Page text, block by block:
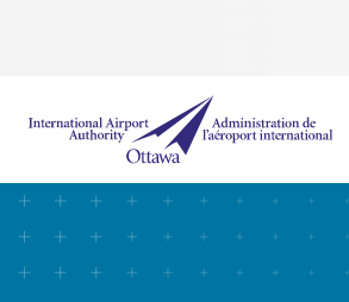
Administration de l’aéroport